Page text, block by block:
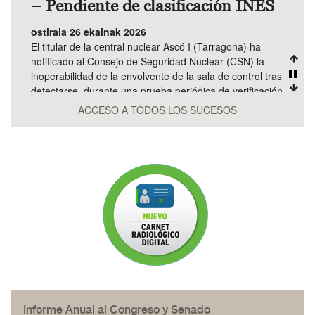
– Pendiente de clasificación INES
ostirala 26 ekainak 2026
El titular de la central nuclear Ascó I (Tarragona) ha
notificado al Consejo de Seguridad Nuclear (CSN) la
inoperabilidad de la envolvente de la sala de control tras
detectarse, durante una prueba periódica de verificación
de fugas para el modo de eme...
15.06.26 - Información sobre la
astelehena 15 ekainak 2026
El titular de la central nuclear Ascó I (Tarragona) ha
notificado al Consejo de Seguridad Nuclear (CSN) la
inoperabilidad de la envolvente de la sala de control tras
detectarse, durante una prueba periódica de verificación
de fugas para el modo de eme...
05.06.26 - Información sobre la
central nuclear Vandellós II
ACCESO A TODOS LOS SUCESOS
Informe Anual al Congreso y Senado